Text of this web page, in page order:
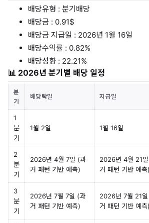
배당유형 : 분기배당
배당금 : 0.91$
배당금 지급일 : 2026년 1월 16일
배당수익률 : 0.82%
배당성향 : 22.21%
📊 2026년 분기별 배당 일정
분
기
배당락일 지급일
1
분
기
1월 2일 1월 16일
2
분
기
2026년 4월 7일 (과
거 패턴 기반 예측)
2026년 4월 21
거 패턴 기반 예측)
3
분
기
2026년 7월 7일 (과
거 패턴 기반 예측)
2026년 7월 21
거 패턴 기반 예측)